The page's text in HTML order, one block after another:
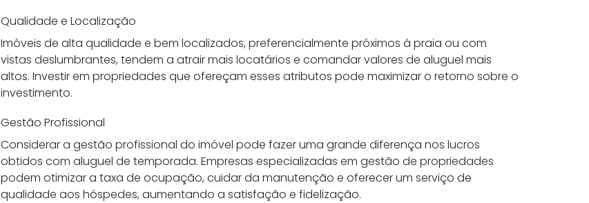
Qualidade e Localização
Imóveis de alta qualidade e bem localizados, preferencialmente próximos à praia ou com
vistas deslumbrantes, tendem a atrair mais locatários e comandar valores de aluguel mais
altos. Investir em propriedades que ofereçam esses atributos pode maximizar o retorno sobre o
investimento.
Gestão Profissional
Considerar a gestão profissional do imóvel pode fazer uma grande diferença nos lucros
obtidos com aluguel de temporada. Empresas especializadas em gestão de propriedades
podem otimizar a taxa de ocupação, cuidar da manutenção e oferecer um serviço de
qualidade aos hóspedes, aumentando a satisfação e fidelização.